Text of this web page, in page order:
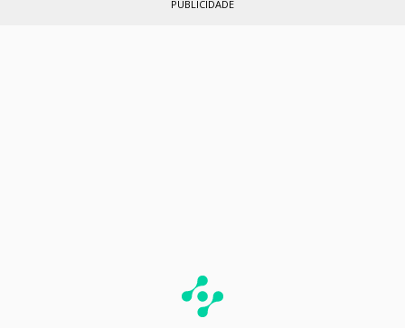
PUBLICIDADE